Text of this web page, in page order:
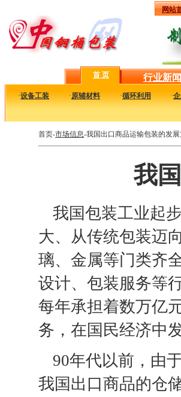
网站
首 页 行业新闻
·设备工装 ·原辅材料 ·循环利用 ·
首页-市场信息-我国出口商品运输包装的发展
我
我国包装工业起
大、从传统包装迈
璃、金属等门类齐
设计、包装服务等
每年承担着数万亿
务，在国民经济中
90年代以前，由
我国出口商品的仓